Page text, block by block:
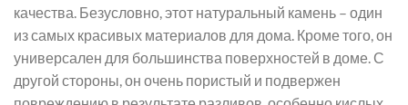
качества. Безусловно, этот натуральный камень – один
из самых красивых материалов для дома. Кроме того, он
универсален для большинства поверхностей в доме. С
другой стороны, он очень пористый и подвержен